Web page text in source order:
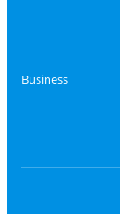
Business